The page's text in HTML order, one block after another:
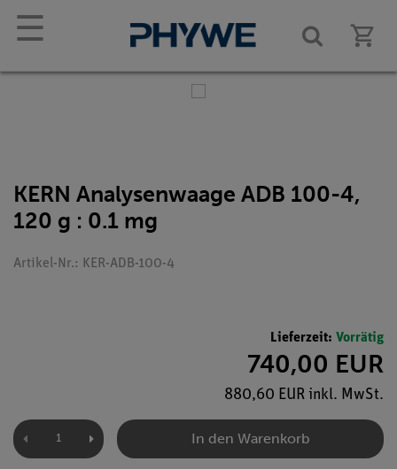
☰
KERN Analysenwaage ADB 100-4,
120 g : 0.1 mg
Artikel-Nr.: KER-ADB-100-4
Lieferzeit: Vorrätig
740,00 EUR
880,60 EUR inkl. MwSt.
In den Warenkorb